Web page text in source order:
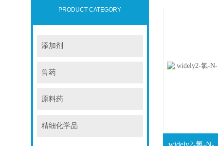
PRODUCT CATEGORY
添加剂
兽药
原料药
精细化学品